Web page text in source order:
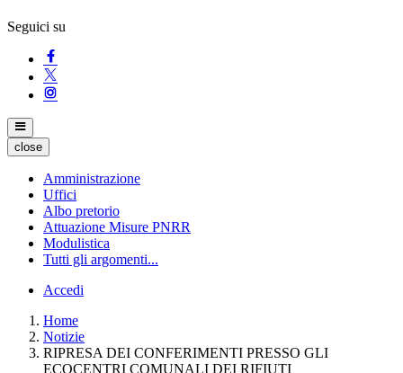
Seguici su
close
Amministrazione
Uffici
Albo pretorio
Attuazione Misure PNRR
Modulistica
Tutti gli argomenti...
Accedi
Home
Notizie
RIPRESA DEI CONFERIMENTI PRESSO GLI
ECOCENTRI COMUNALI DEI RIFIUTI